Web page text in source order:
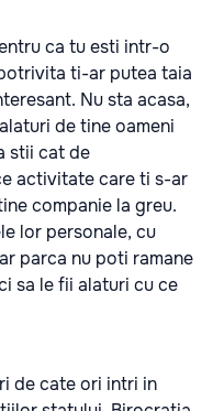
ca tu esti intr-o
ti-ar putea taia
Nu sta acasa,
de tine oameni
stii cat de
activitate care ti s-ar
companie la greu.
lor personale, cu
parca nu poti ramane
sa le fii alaturi cu ce
de cate ori intri in